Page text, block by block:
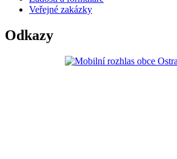
Veřejné zakázky
Odkazy